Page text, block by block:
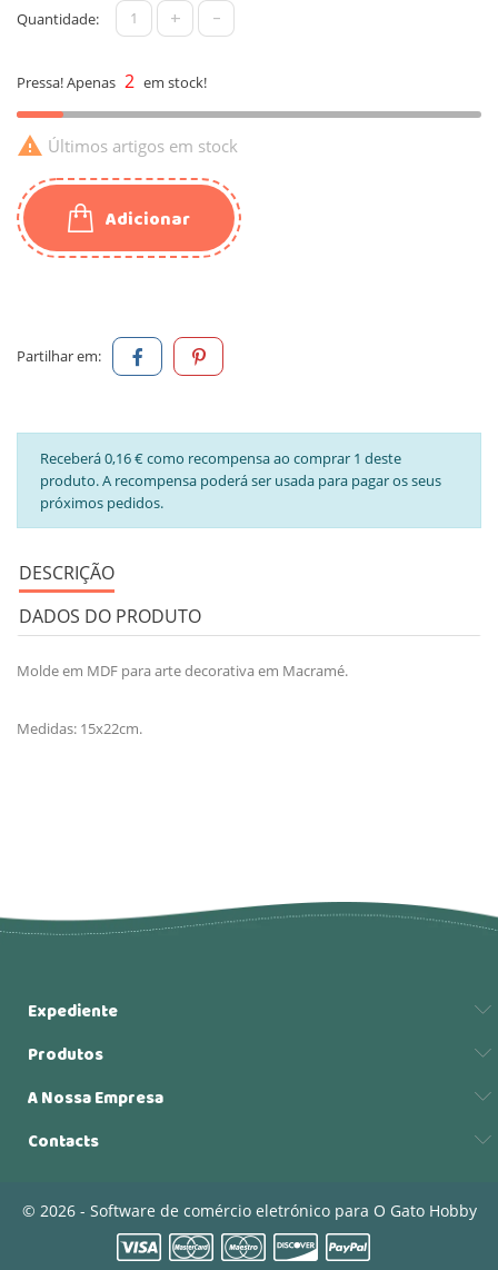
Quantidade: + -
Pressa! Apenas 2 em stock!
 Últimos artigos em stock
Adicionar
Partilhar em:
Receberá 0,16 € como recompensa ao comprar 1 deste
produto. A recompensa poderá ser usada para pagar os seus
próximos pedidos.
DESCRIÇÃO
DADOS DO PRODUTO
Molde em MDF para arte decorativa em Macramé.
Medidas: 15x22cm.
Expediente
Produtos
A Nossa Empresa
Contacts
© 2026 - Software de comércio eletrónico para O Gato Hobby